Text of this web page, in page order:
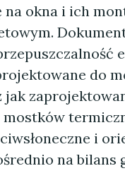
na okna i ich
do
jak
mostków
i
na bilans